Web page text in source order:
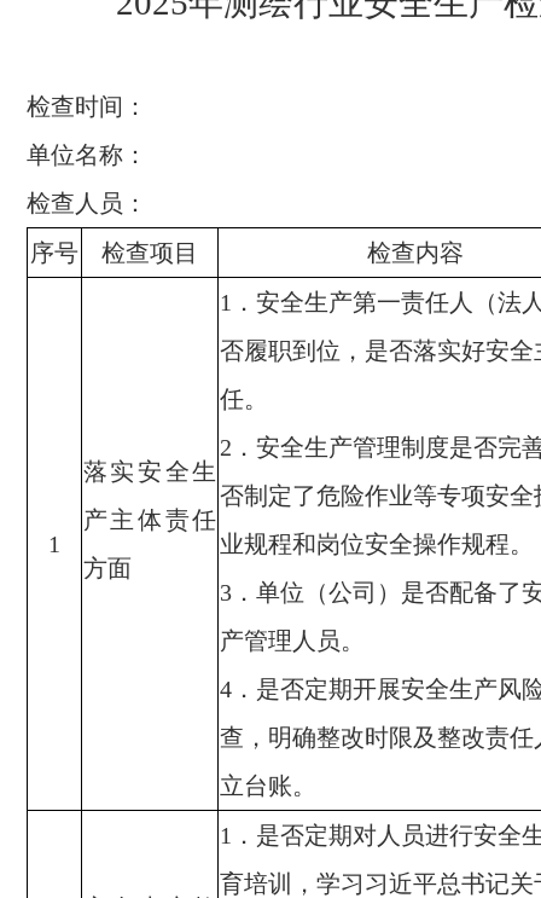
检查时间：
单位名称：
检查人员：
序号 检查项目 检查内容
1
落实安全生
产主体责任
方面
1 ． 安全生产第一责任人
（法
否履职到位 ，是否落实好安
任。
2 ．安全生产管理制度是否完
否制定了危险作业等专项安全
业规程和岗位安全操作规程。
3．单位（公司）是否配备了
产管理人员。
4．是否定期开展安全生产风
查，明确整改时限及整改责任
立台账。
1 ．是否定期对人员进行安全
育培训，学习习近平总书记关